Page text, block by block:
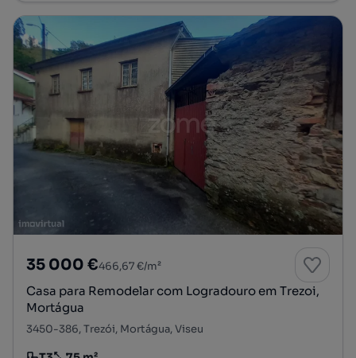
35 000 €466,67 €/m²
Casa para Remodelar com Logradouro em Trezoi,
Mortágua
3450-386, Trezói, Mortágua, Viseu